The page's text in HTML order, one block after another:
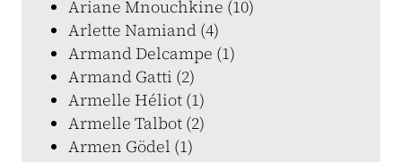
Ariane Mnouchkine (10)
Arlette Namiand (4)
Armand Delcampe (1)
Armand Gatti (2)
Armelle Héliot (1)
Armelle Talbot (2)
Armen Gödel (1)